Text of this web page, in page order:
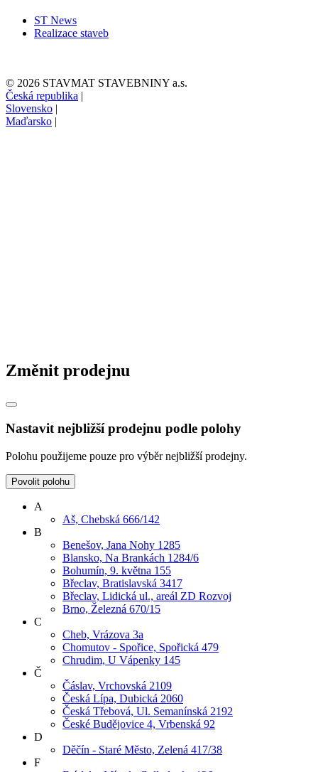
ST News
Realizace staveb
© 2026 STAVMAT STAVEBNINY a.s.
Česká republika |
Slovensko |
Maďarsko |
Změnit prodejnu
Nastavit nejbližší prodejnu podle polohy
Polohu použijeme pouze pro výběr nejbližší prodejny.
Povolit polohu
A
Aš, Chebská 666/142
B
Benešov, Jana Nohy 1285
Blansko, Na Brankách 1284/6
Bohumín, 9. května 155
Břeclav, Bratislavská 3417
Břeclav, Lidická ul., areál ZD Rozvoj
Brno, Železná 670/15
C
Cheb, Vrázova 3a
Chomutov - Spořice, Spořická 479
Chrudim, U Vápenky 145
Č
Čáslav, Vrchovská 2109
Česká Lípa, Dubická 2060
Česká Třebová, Ul. Semanínská 2192
České Budějovice 4, Vrbenská 92
D
Děčín - Staré Město, Zelená 417/38
F